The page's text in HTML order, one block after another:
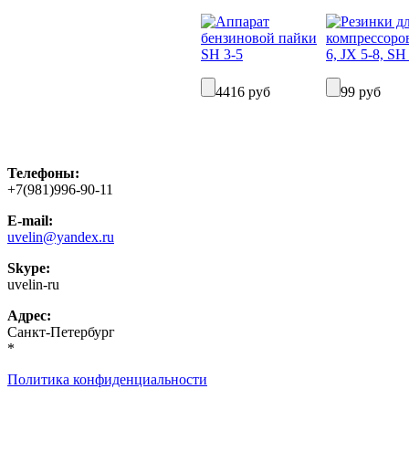
4416 руб 99 руб
Телефоны:
+7(981)996-90-11
E-mail:
uvelin@yandex.ru
Skype:
uvelin-ru
Адрес:
Санкт-Петербург
*
Политика конфиденциальности